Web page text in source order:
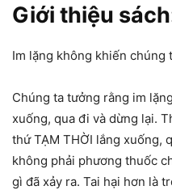
Giới thiệu
Im lặng không khiến chúng
Chúng ta tưởng rằng im
xuống, qua đi và dừng lại.
thứ TẠM THỜI lắng xuống,
không phải phương thuốc
gì đã xảy ra. Tai hại hơn là